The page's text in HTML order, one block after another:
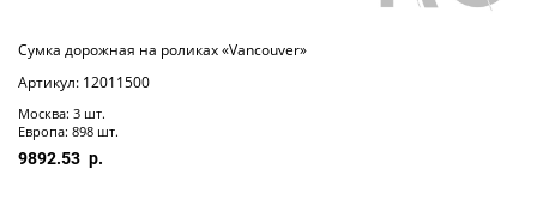
Сумка дорожная на роликах «Vancouver»
Артикул: 12011500
Москва: 3 шт.
Европа: 898 шт.
9892.53